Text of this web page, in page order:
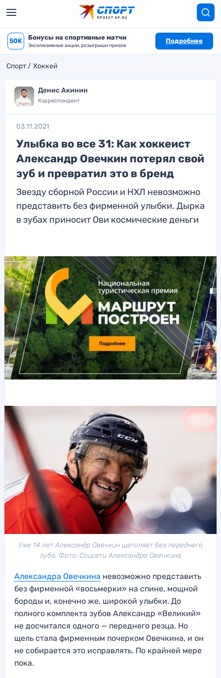
50K Бонусы на спортивные матчи
Эксклюзивные акции, розыгрыши призов
Подробнее
Спорт Хоккей
Денис Акинин
Корреспондент
03.11.2021
Улыбка во все 31: Как хоккеист
Александр Овечкин потерял свой
зуб и превратил это в бренд
Звезду сборной России и НХЛ невозможно
представить без фирменной улыбки. Дырка
в зубах приносит Ови космические деньги
Уже 14 лет Александр Овечкин щеголяет без переднего
зуба. Фото: Соцсети Александра Овечкина
Александра Овечкина невозможно представить
без фирменной «восьмерки» на спине, мощной
бороды и, конечно же, широкой улыбки. До
полного комплекта зубов Александр «Великий»
не досчитался одного — переднего резца. Но
щель стала фирменным почерком Овечкина, и он
не собирается это исправлять. По крайней мере
пока.